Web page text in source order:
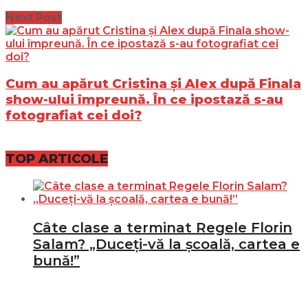
Next Post
Cum au apărut Cristina și Alex după Finala
show-ului împreună. În ce ipostază s-au
fotografiat cei doi?
TOP ARTICOLE
Câte clase a terminat Regele Florin
Salam? „Duceți-vă la școală, cartea e
bună!”